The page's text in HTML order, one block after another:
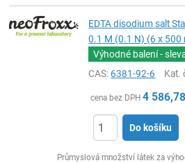
EDTA disodium salt
0.1 M (0.1 N) (6 x 500
Výhodné balení -
CAS:6381-92-6 Kat.
cena bez DPH 4 586,78
Do košíku
Průmyslová množství látek za